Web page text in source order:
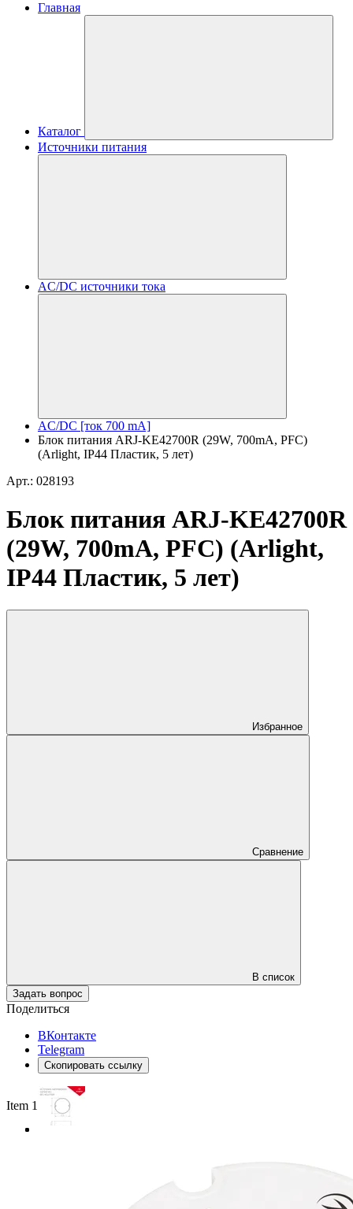
Главная
Каталог
Источники питания
AC/DC источники тока
AC/DC [ток 700 mA]
Блок питания ARJ-KE42700R (29W, 700mA, PFC)
(Arlight, IP44 Пластик, 5 лет)
Арт.: 028193
Блок питания ARJ-KE42700R
(29W, 700mA, PFC) (Arlight,
IP44 Пластик, 5 лет)
Избранное
Сравнение
В список
Задать вопрос
Поделиться
ВКонтакте
Telegram
Скопировать ссылку
Item 1 of 3